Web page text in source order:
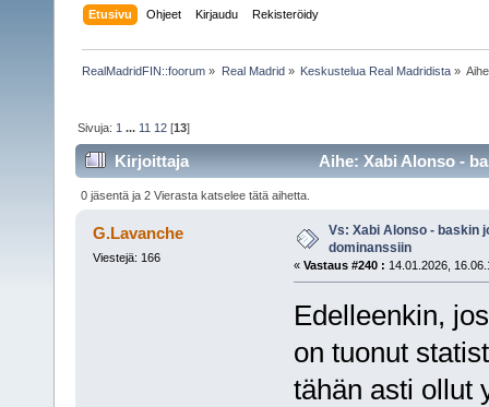
Etusivu Ohjeet Kirjaudu Rekisteröidy
RealMadridFIN::foorum » Real Madrid» Keskustelua Real Madridista»
Sivuja: 1 ... 11 12 [13]
Kirjoittaja Aihe: Xabi Alonso -
0 jäsentä ja 2 Vierasta katselee tätä aihetta.
G.Lavanche
Viestejä: 166
Vs: Xabi Alonso - baskin
dominanssiin
« Vastaus #240 : 14.01.2026,
Edelleenkin,
on tuonut
tähän asti ollut